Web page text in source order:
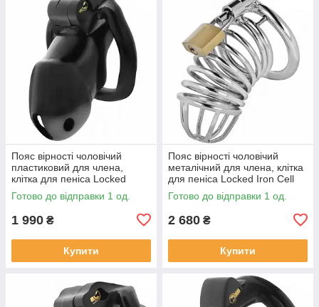
Пояс вірності чоловічий
пластиковий для члена,
клітка для пеніса Locked
Midnight Cell M 10,7 см
Готово до відправки 1 од.
1 990 ₴
Купити
Пояс вірності чоловічий
металічний для члена, клітка
для пеніса Locked Iron Cell
M, сріблястий
Готово до відправки 1 од.
2 680 ₴
Купити